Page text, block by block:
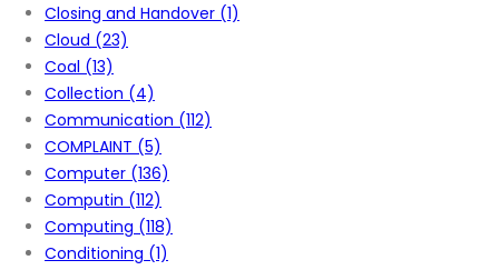
Closing and Handover (1)
Cloud (23)
Coal (13)
Collection (4)
Communication (112)
COMPLAINT (5)
Computer (136)
Computin (112)
Computing (118)
Conditioning (1)